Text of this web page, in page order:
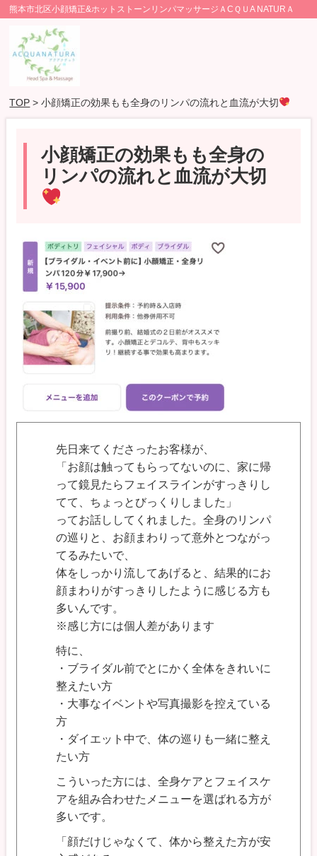
熊本市北区小顔矯正&ホットストーンリンパマッサージＡCＱＵA NATURＡ
TOP > 小顔矯正の効果もも全身のリンパの流れと血流が大切
小顔矯正の効果もも全身の
リンパの流れと血流が大切
先日来てくださったお客様が、
「お顔は触ってもらってないのに、家に帰
って鏡見たらフェイスラインがすっきりし
てて、ちょっとびっくりしました」
ってお話ししてくれました。全身のリンパ
の巡りと、お顔まわりって意外とつながっ
てるみたいで、
体をしっかり流してあげると、結果的にお
顔まわりがすっきりしたように感じる方も
多いんです。
※感じ方には個人差があります
特に、
・ブライダル前でとにかく全体をきれいに
整えたい方
・大事なイベントや写真撮影を控えている
方
・ダイエット中で、体の巡りも一緒に整え
たい方
こういった方には、全身ケアとフェイスケ
アを組み合わせたメニューを選ばれる方が
多いです。
「顔だけじゃなくて、体から整えた方が安